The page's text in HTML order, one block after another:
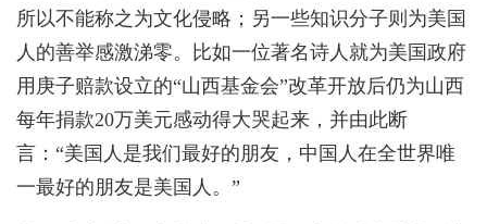
所以不能称之为文化侵略；另一些知识分子则为美国
人的善举感激涕零。比如一位著名诗人就为美国政府
用庚子赔款设立的“山西基金会”改革开放后仍为山西
每年捐款20万美元感动得大哭起来，并由此断
言：“美国人是我们最好的朋友，中国人在全世界唯
一最好的朋友是美国人。”